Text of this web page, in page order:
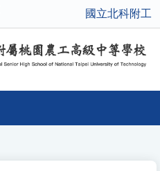
國立北科附工